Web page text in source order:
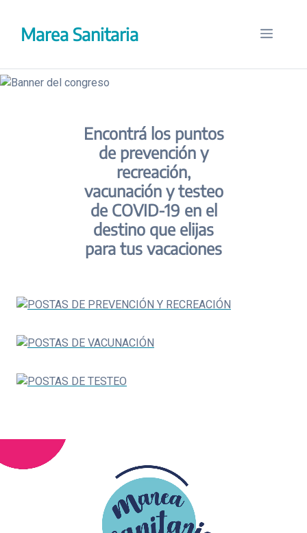
contenidoMarea Sanitaria Menú
Encontrá los puntos
de prevención y
recreación,
vacunación y testeo
de COVID-19 en el
destino que elijas
para tus vacaciones